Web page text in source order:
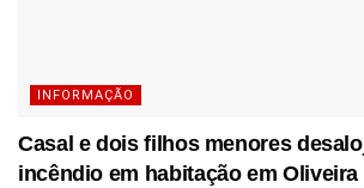
INFORMAÇÃO
Casal e dois filhos menores
incêndio em habitação em Oliveira